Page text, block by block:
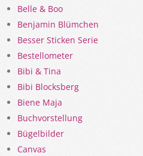
Belle & Boo
Benjamin Blümchen
Besser Sticken Serie
Bestellometer
Bibi & Tina
Bibi Blocksberg
Biene Maja
Buchvorstellung
Bügelbilder
Canvas